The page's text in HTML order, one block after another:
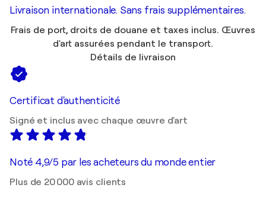
Livraison internationale. Sans frais supplémentaires.
Frais de port, droits de douane et taxes inclus. Œuvres
d'art assurées pendant le transport.
Détails de livraison
Certificat d'authenticité
Signé et inclus avec chaque œuvre d'art
Noté 4,9/5 par les acheteurs du monde entier
Plus de 20 000 avis clients